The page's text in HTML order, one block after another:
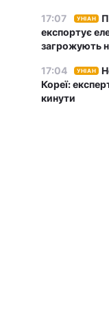
17:07 УНІАН
експортує
загрожують
17:04 УНІАН
Кореї:
кинути